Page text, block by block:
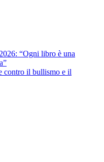
“Ogni libro è una
contro il bullismo e il